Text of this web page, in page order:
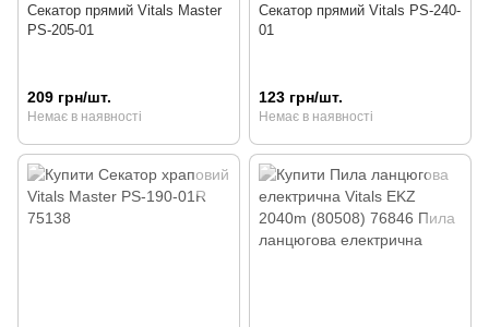
Секатор прямий Vitals Master
PS-205-01
209 грн/шт.
Немає в наявності
Секатор прямий Vitals PS-240-
01
123 грн/шт.
Немає в наявності